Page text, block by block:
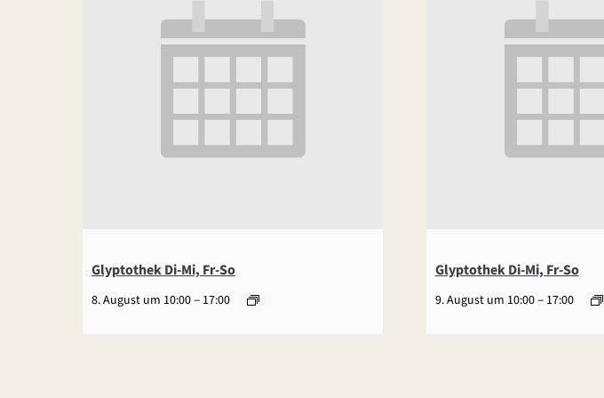
Glyptothek Di-Mi, Fr-So
8. August um 10:00– 17:00
Glyptothek Di-Mi, Fr-So
9. August um 10:00– 17:00